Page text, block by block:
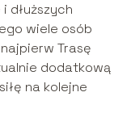
dłuższych
wiele osób
Trasę
dodatkową
na kolejne